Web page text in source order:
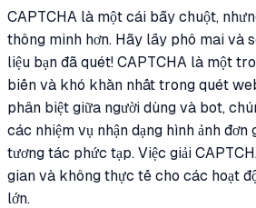
CAPTCHA là một cái bẫy chuột,
thông minh hơn. Hãy lấy phô mai và
liệu bạn đã quét! CAPTCHA là một
biến và khó khăn nhất trong quét
phân biệt giữa người dùng và bot,
các nhiệm vụ nhận dạng hình ảnh đơn
tương tác phức tạp. Việc giải
gian và không thực tế cho các hoạt
lớn.